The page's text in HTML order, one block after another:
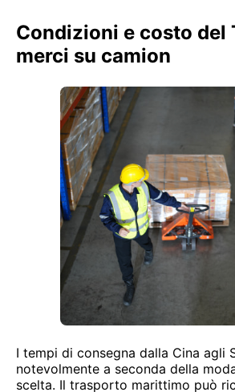
Condizioni e costo del
merci su camion
I tempi di consegna dalla Cina agli
notevolmente a seconda della
scelta. Il trasporto marittimo può